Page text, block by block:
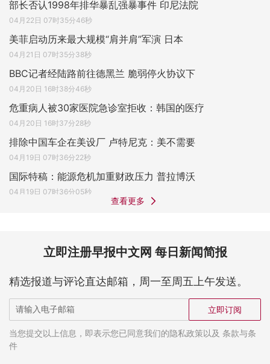
部长否认1998年排华暴乱强暴事件 印尼法院
04月22日 07时35分46秒
美菲启动历来最大规模“肩并肩”军演 日本
04月21日 07时35分38秒
BBC记者经陆路前往德黑兰 脆弱停火协议下
04月20日 16时38分46秒
危重病人被30家医院急诊室拒收：韩国的医疗
04月20日 16时37分28秒
排除中国车企在美设厂 卢特尼克：美不需要
04月19日 07时36分22秒
国际特稿：能源危机加重财政压力 普拉博沃
04月19日 07时36分05秒
查看更多
立即注册早报中文网 每日新闻简报
精选报道与评论直达邮箱，周一至周五上午发送。
立即订阅
当您提交以上信息，即表示您已同意我们的隐私政策以及 条款与条
件